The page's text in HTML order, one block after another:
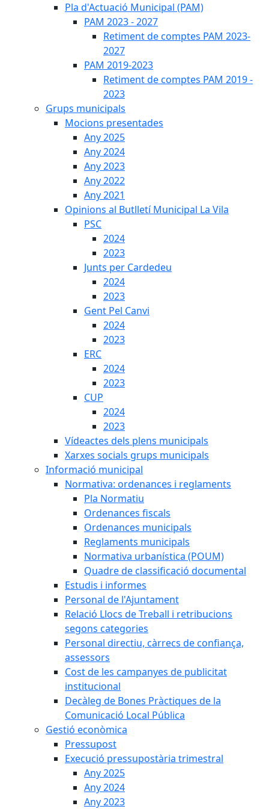
Pla d'Actuació Municipal (PAM)
PAM 2023 - 2027
Retiment de comptes PAM 2023-
2027
PAM 2019-2023
Retiment de comptes PAM 2019 -
2023
Grups municipals
Mocions presentades
Any 2025
Any 2024
Any 2023
Any 2022
Any 2021
Opinions al Butlletí Municipal La Vila
PSC
2024
2023
Junts per Cardedeu
2024
2023
Gent Pel Canvi
2024
2023
ERC
2024
2023
CUP
2024
2023
Vídeactes dels plens municipals
Xarxes socials grups municipals
Informació municipal
Normativa: ordenances i reglaments
Pla Normatiu
Ordenances fiscals
Ordenances municipals
Reglaments municipals
Normativa urbanística (POUM)
Quadre de classificació documental
Estudis i informes
Personal de l'Ajuntament
Relació Llocs de Treball i retribucions
segons categories
Personal directiu, càrrecs de confiança,
assessors
Cost de les campanyes de publicitat
institucional
Decàleg de Bones Pràctiques de la
Comunicació Local Pública
Gestió econòmica
Pressupost
Execució pressupostària trimestral
Any 2025
Any 2024
Any 2023